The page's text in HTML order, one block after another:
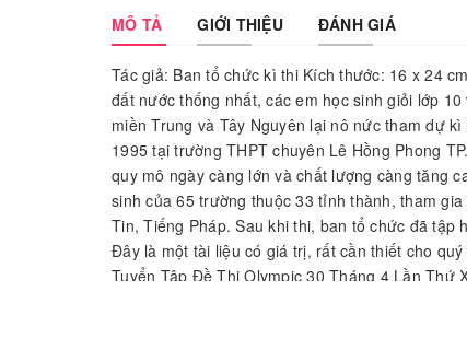
MÔ TẢ GIỚI THIỆU ĐÁNH GIÁ
Tác giả: Ban tổ chức kì thi Kích thước: 16 x 24
đất nước thống nhất, các em học sinh giỏi lớp
miền Trung và Tây Nguyên lại nô nức tham dự
1995 tại trường THPT chuyên Lê Hồng Phong
quy mô ngày càng lớn và chất lượng càng tăng
sinh của 65 trường thuộc 33 tỉnh thành, tham
Tin, Tiếng Pháp. Sau khi thi, ban tổ chức đã
Đây là một tài liệu có giá trị, rất cần thiết cho
Tuyển Tập Đề Thi Olympic 30 Tháng 4 Lần Thứ
sinh ôn luyện thi học sinh giỏi, tham dự các kì
Lịch Sử đúng phương pháp. Cuốn sách gồm